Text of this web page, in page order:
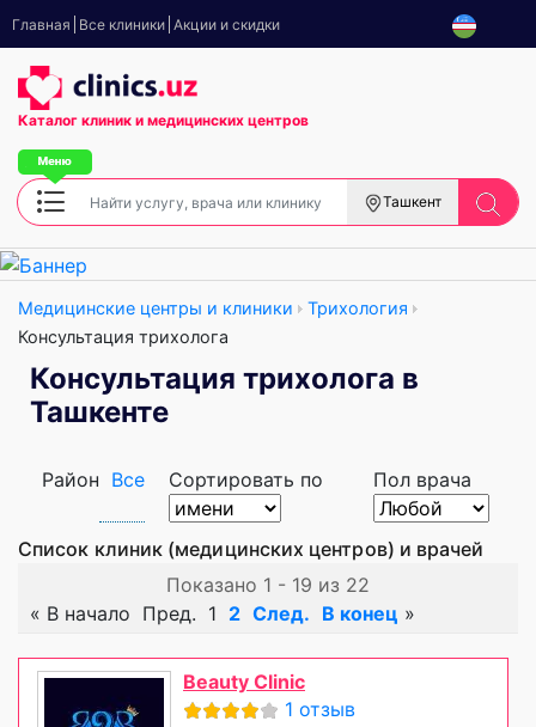
Главная Все клиники Акции и скидки
Каталог клиник и медицинских центров
Ташкент
Медицинские центры и клиники
Трихология
Консультация трихолога
Консультация трихолога в
Ташкенте
Район Все Сортировать по Пол врача
Список клиник (медицинских центров) и врачей
Показано 1 - 19 из 22
« В начало Пред. 1 2 След. В конец »
Beauty Clinic
1 отзыв